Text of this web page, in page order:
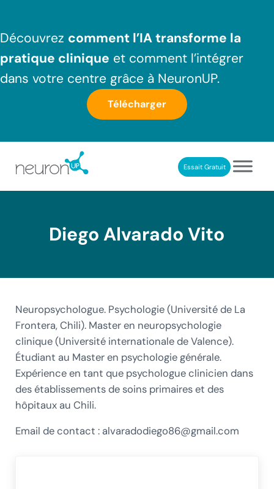
Découvrez comment l’IA transforme la
pratique clinique et comment l’intégrer
dans votre centre grâce à NeuronUP.
Télécharger
Essait Gratuit
Diego Alvarado Vito
Neuropsychologue. Psychologie (Université de La
Frontera, Chili). Master en neuropsychologie
clinique (Université internationale de Valence).
Étudiant au Master en psychologie générale.
Expérience en tant que psychologue clinicien dans
des établissements de soins primaires et des
hôpitaux au Chili.
Email de contact : alvaradodiego86@gmail.com